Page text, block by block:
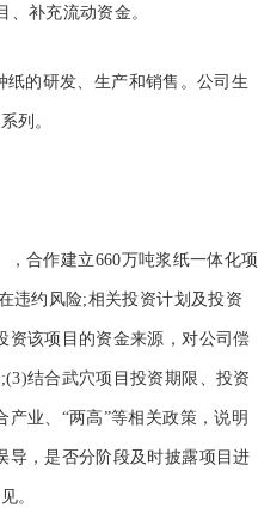
补充流动资金。
的研发、生产和销售。公司生
列。
合作建立660万吨浆纸一体化项
违约风险;相关投资计划及投资
资该项目的资金来源，对公司偿
结合武穴项目投资期限、投资
业、“两高”等相关政策，说明
导，是否分阶段及时披露项目进
。